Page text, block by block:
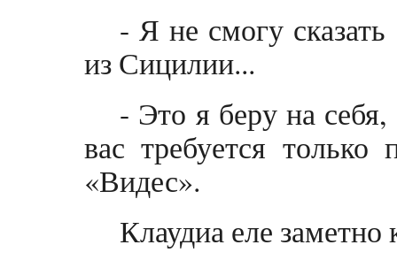
- Я не смогу
из Сицилии...
- Это я беру на
вас требуется только
«Видес».
Клаудиа еле заметно